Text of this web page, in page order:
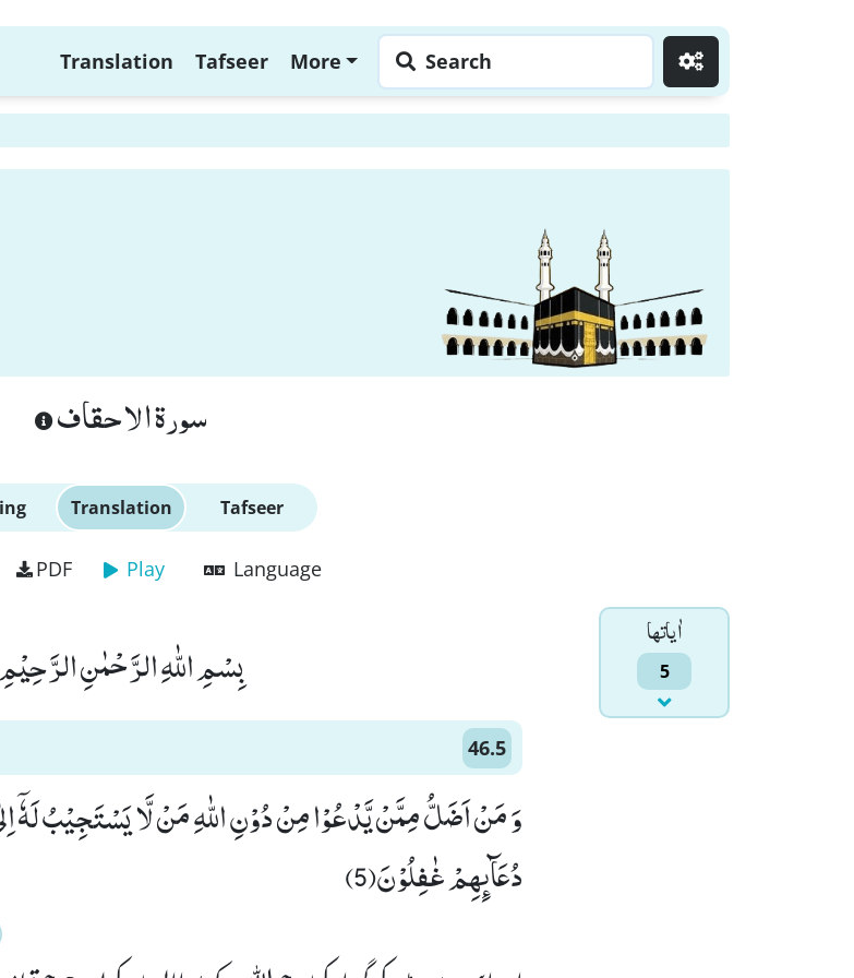
Translation Tafseer More Search
سورة الاحقاف
Translation Tafseer
PDF Play Language
اٰياتها
5 بِسْمِ اللّٰهِ الرَّحْمٰنِ
46.5
وَ مَنْ اَضَلُّ مِمَّنْ یَّدْعُوْا مِنْ دُوْنِ اللّٰهِ مَنْ لَّا یَسْتَجِیْبُ لَهٗۤ
دُعَآىٕهِمْ غٰفِلُوْنَ(5)